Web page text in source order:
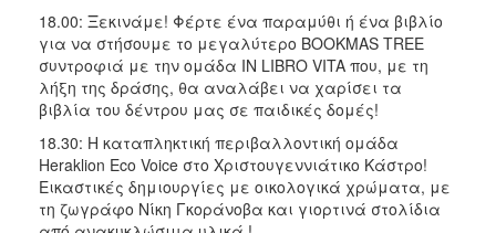
18.00: Ξεκινάμε! Φέρτε ένα παραμύθι ή ένα βιβλίο
για να στήσουμε το μεγαλύτερο BOOKMAS TREE
συντροφιά με την ομάδα IN LIBRO VITA που, με τη
λήξη της δράσης, θα αναλάβει να χαρίσει τα
βιβλία του δέντρου μας σε παιδικές δομές!
18.30: Η καταπληκτική περιβαλλοντική ομάδα
Heraklion Eco Voice στο Χριστουγεννιάτικο Κάστρο!
Εικαστικές δημιουργίες με οικολογικά χρώματα, με
τη ζωγράφο Νίκη Γκοράνοβα και γιορτινά στολίδια